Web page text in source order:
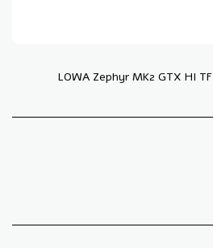
נעליים טקטיות של לואה מדגם LOWA Zephyr MK2 GTX HI TF